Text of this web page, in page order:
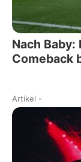
Nach
Comeback
Artikel -